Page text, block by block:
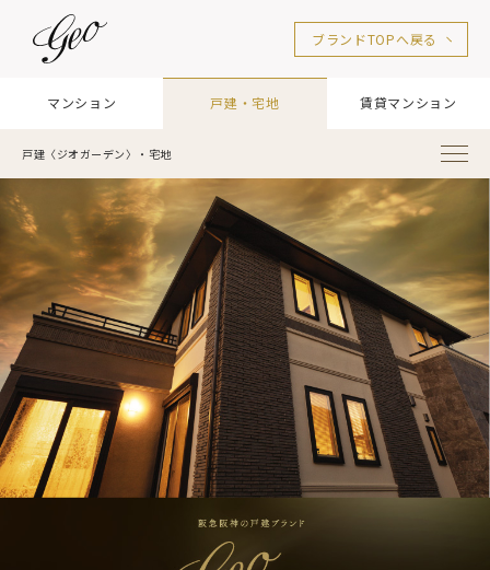
ブランドTOPへ戻る
マンション 戸建・宅地 賃貸マンション
戸建〈ジオガーデン〉・宅地